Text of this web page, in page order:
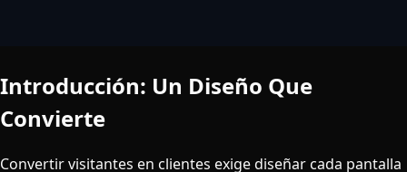
Introducción: Un Diseño Que
Convierte
Convertir visitantes en clientes exige diseñar cada pantalla